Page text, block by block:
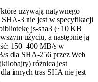
używają natywnego
3 nie jest w specyfikacji
js-sha3 (~10 KB
użyciu, a następnie ją
150–400 MB/s w
s dla SHA-256 przez Web
różnica jest
innych tras SHA nie jest